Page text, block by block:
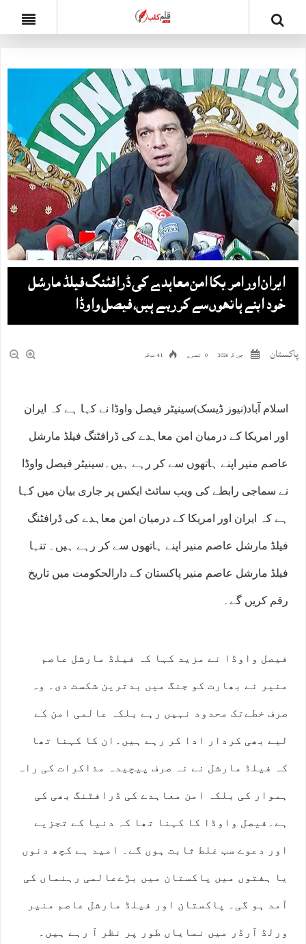
ایران اور امریکا امن معاہدے کی ڈرافٹنگ فیلڈ مارشل
خود اپنے ہاتھوں سے کر رہے ہیں، فیصل واوڈا
پاکستان جون 5, 2026 0 تبصرے 41 مناظر
اسلام آباد(نیوز ڈیسک)سینیٹر فیصل واوڈا نے کہا ہے کہ ایران
اور امریکا کے درمیان امن معاہدے کی ڈرافٹنگ فیلڈ مارشل
عاصم منیر اپنے ہاتھوں سے کر رہے ہیں۔سینیٹر فیصل واوڈا
نے سماجی رابطے کی ویب سائٹ ایکس پر جاری بیان میں کہا
ہے کہ ایران اور امریکا کے درمیان امن معاہدے کی ڈرافٹنگ
فیلڈ مارشل عاصم منیر اپنے ہاتھوں سے کر رہے ہیں۔ تنہا
فیلڈ مارشل عاصم منیر پاکستان کے دارالحکومت میں تاریخ
رقم کریں گے۔
فیصل واوڈا نے مزید کہا کہ فیلڈ مارشل عاصم
منیر نے بھارت کو جنگ میں بدترین شکست دی۔ وہ
صرف خطےتک محدود نہیں رہے بلکہ عالمی امن کے
لیے بھی کردار ادا کر رہے ہیں۔ان کا کہنا تھا
کہ فیلڈ مارشل نے نہ صرف پیچیدہ مذاکرات کی راہ
ہموار کی بلکہ امن معاہدے کی ڈرافٹنگ بھی کی
ہے۔فیصل واوڈا کا کہنا تھا کہ دنیا کے تجزیے
اور دعوے سب غلط ثابت ہوں گے۔ امید ہے کچھ دنوں
یا ہفتوں میں پاکستان میں بڑےعالمی رہنماں کی
آمد ہو گی۔ پاکستان اور فیلڈ مارشل عاصم منیر
ورلڈ آرڈر میں نمایاں طور پر نظر آ رہے ہیں۔